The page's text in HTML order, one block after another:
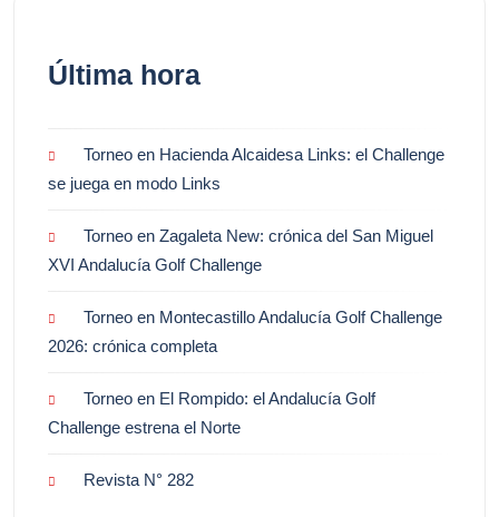
Última hora
Torneo en Hacienda Alcaidesa Links: el Challenge
se juega en modo Links
Torneo en Zagaleta New: crónica del San Miguel
XVI Andalucía Golf Challenge
Torneo en Montecastillo Andalucía Golf Challenge
2026: crónica completa
Torneo en El Rompido: el Andalucía Golf
Challenge estrena el Norte
Revista N° 282